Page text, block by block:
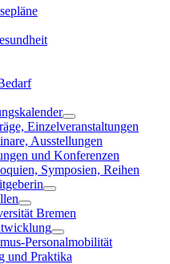
Einzelveranstaltungen
Ausstellungen
und Konferenzen
Symposien, Reihen
Bremen
Personalmobilität
und Praktika